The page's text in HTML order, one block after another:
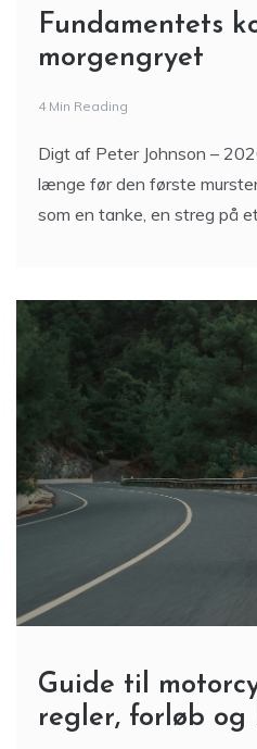
Fundamentets
morgengryet
4 Min Reading
Digt af Peter Johnson –
længe før den første
som en tanke, en streg på
Guide til
regler, forløb og